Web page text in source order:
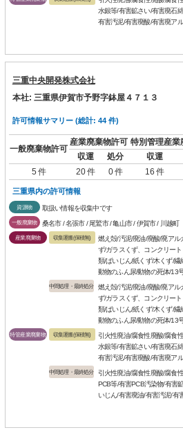
水銀等/有害鉱さい/有害廃石
有害汚泥/有害廃酸/有害廃ア
三重中央開発株式会社
本社: 三重県伊賀市予野字鉢屋４７１３
許可情報サマリー (総計: 44 件)
一般廃棄物許可
産業廃棄物許可 特別管理産業
収運
処分 収運
5 件
20 件 0 件 16 件
三重県内の許可情報
資源物 取扱い情報を収集中です
一般廃棄物 桑名市 / 名張市 / 尾鷲市 / 亀山市 / 伊賀市 / 川越町
産業廃棄物 収集運搬(保積無)
燃え殻/汚泥/廃油/廃酸/廃アル
ず/ガラスくず、コンクリー
類/ばいじん/紙くず/木くず/
動物のふん尿/動物の死体/13
中間処理・最終処分
燃え殻/汚泥/廃油/廃酸/廃アル
ず/ガラスくず、コンクリー
類/ばいじん/紙くず/木くず/
動物のふん尿/動物の死体/13
特管産業廃棄物 収集運搬(保積無)
引火性廃油/腐食性廃酸/腐食
水銀等/有害鉱さい/有害廃石
有害汚泥/有害廃酸/有害廃ア
中間処理・最終処分
引火性廃油/腐食性廃酸/腐食
PCB等/有害PCB汚染物/有害
いじん/有害廃油/有害汚泥/有